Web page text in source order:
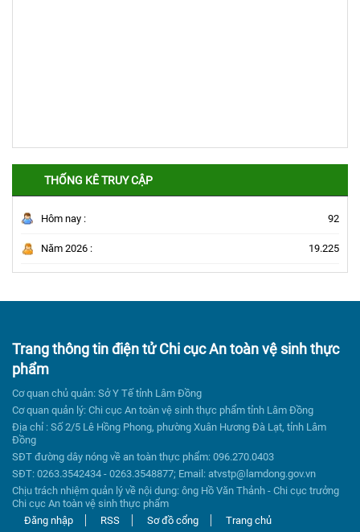
THỐNG KÊ TRUY CẬP
Hôm nay : 92
Năm 2026 : 19.225
Trang thông tin điện tử Chi cục An toàn vệ sinh thực
phẩm
Cơ quan chủ quản: Sở Y Tế tỉnh Lâm Đồng
Cơ quan quản lý: Chi cục An toàn vệ sinh thực phẩm tỉnh Lâm Đồng
Địa chỉ : Số 2/5 Lê Hồng Phong, phường Xuân Hương Đà Lạt, tỉnh Lâm
Đồng
SĐT đường dây nóng về an toàn thực phẩm: 096.270.0403
SĐT: 0263.3542434 - 0263.3548877; Email: atvstp@lamdong.gov.vn
Chịu trách nhiệm quản lý về nội dung: ông Hồ Văn Thảnh - Chi cục trưởng
Chi cục An toàn vệ sinh thực phẩm
Đăng nhập
RSS Sơ đồ cổng Trang chủ